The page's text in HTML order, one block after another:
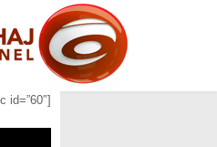
[layerslider_vc id=”60″][layerslider_vc id=”326″][layerslider_vc id=”327″]